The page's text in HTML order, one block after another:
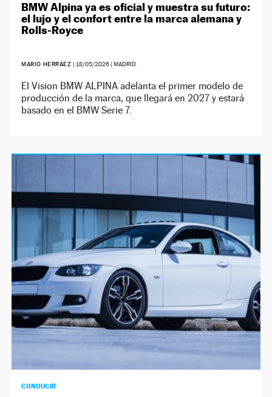
BMW Alpina ya es oficial y muestra su futuro:
el lujo y el confort entre la marca alemana y
Rolls-Royce
MARIO HERRÁEZ | 18/05/2026 | MADRID
El Vision BMW ALPINA adelanta el primer modelo de
producción de la marca, que llegará en 2027 y estará
basado en el BMW Serie 7.
CONDUCIR